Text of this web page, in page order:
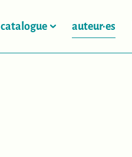
catalogue auteur·es